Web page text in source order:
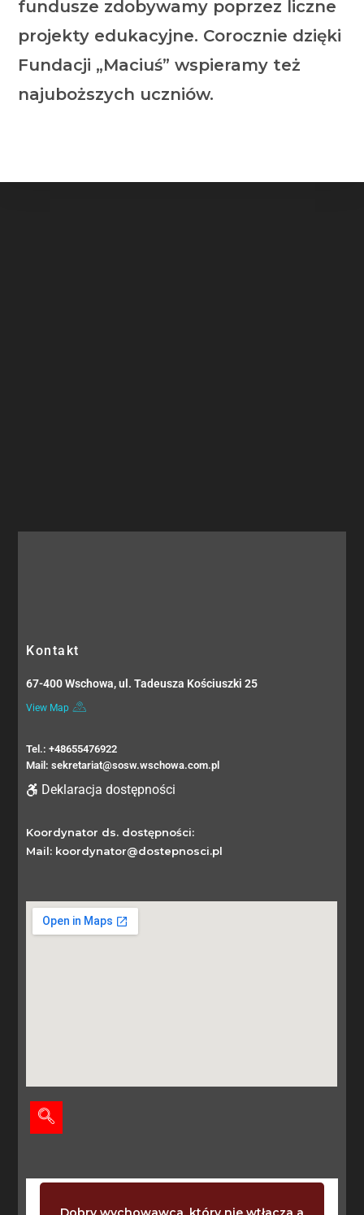
fundusze zdobywamy poprzez liczne
projekty edukacyjne. Corocznie dzięki
Fundacji „Maciuś” wspieramy też
najuboższych uczniów.
Kontakt
67-400 Wschowa, ul. Tadeusza Kościuszki 25
View Map
Tel.: +48655476922
Mail: sekretariat@sosw.wschowa.com.pl
Deklaracja dostępności
Koordynator ds. dostępności:
Mail: koordynator@dostepnosci.pl